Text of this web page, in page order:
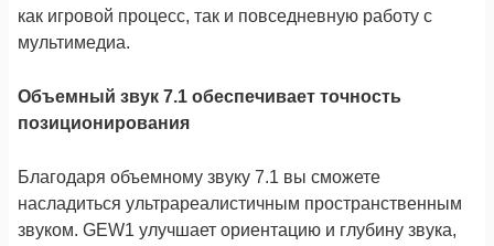
как игровой процесс, так и повседневную работу с
мультимедиа.
Объемный звук 7.1 обеспечивает точность
позиционирования
Благодаря объемному звуку 7.1 вы сможете
насладиться ультрареалистичным пространственным
звуком. GEW1 улучшает ориентацию и глубину звука,